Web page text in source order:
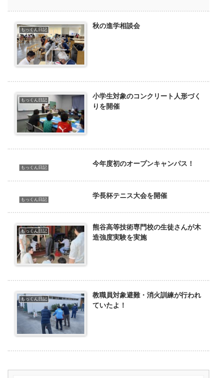
もっくん日記 秋の進学相談会
もっくん日記
小学生対象のコンクリート人形づく
りを開催
もっくん日記 今年度初のオープンキャンパス！
もっくん日記 学長杯テニス大会を開催
もっくん日記
熊谷高等技術専門校の生徒さんが木
造強度実験を実施
もっくん日記
教職員対象避難・消火訓練が行われ
ていたよ！